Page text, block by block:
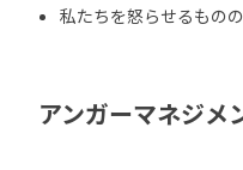
私たちを怒らせるもの
アンガーマネジメ